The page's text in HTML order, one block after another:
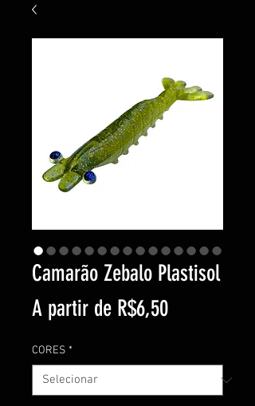
Camarão Zebalo Plastisol
A partir de R$6,50Preço
CORES *